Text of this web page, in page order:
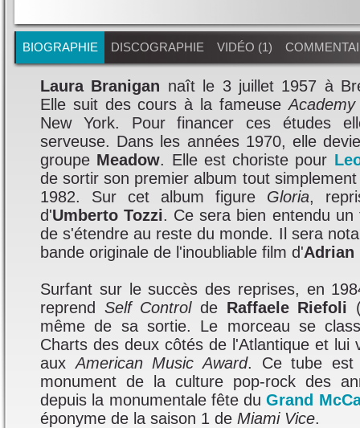
BIOGRAPHIE DISCOGRAPHIE VIDÉO (1)
Laura Branigan naît le 3 juillet 1957 à
Elle suit des cours à la fameuse
New York. Pour financer ces études
serveuse. Dans les années 1970, elle
groupe Meadow. Elle est choriste pour
de sortir son premier album tout
1982. Sur cet album figure Gloria,
d'Umberto Tozzi. Ce sera bien entendu
de s'étendre au reste du monde. Il sera
bande originale de l'inoubliable film d'Adrian
Surfant sur le succès des reprises, en
reprend Self Controlde Raffaele Riefoli
même de sa sortie. Le morceau se
Charts des deux côtés de l'Atlantique et lui
auxAmerican Music Award. Ce tube est
monument de la culture pop-rock des
depuis la monumentale fête duGrand
éponyme de la saison 1 de Miami Vice.